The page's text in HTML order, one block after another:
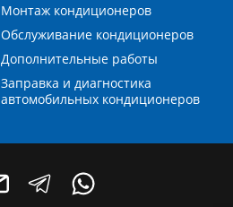
Монтаж кондиционеров
Обслуживание кондиционеров
Дополнительные работы
Заправка и диагностика
автомобильных кондиционеров